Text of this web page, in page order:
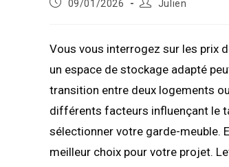
09/01/2026 Julien
Vous vous interrogez sur les prix
un espace de stockage adapté
transition entre deux logements
différents facteurs influençant le
sélectionner votre garde-meuble.
meilleur choix pour votre projet.